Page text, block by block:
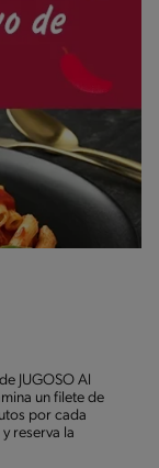
JUGOSO Al
un filete de
por cada
reserva la